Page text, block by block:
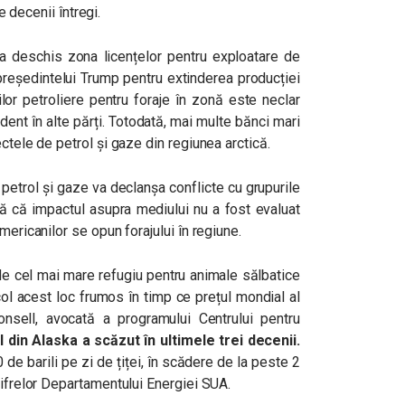
decenii întregi.
deschis zona licențelor pentru exploatare de
Trump pentru extinderea producției
petroliere pentru foraje în zonă este neclar
în alte părți. Totodată, mai multe bănci mari
de petrol și gaze din regiunea arctică.
și gaze va declanșa conflicte cu grupurile
că impactul asupra mediului nu a fost evaluat
se opun forajului în regiune.
cel mai mare refugiu pentru animale sălbatice
acest loc frumos în timp ce prețul mondial al
avocată a programului Centrului pentru
din Alaska a scăzut în ultimele trei decenii.
de barili pe zi de țiței, în scădere de la peste 2
Departamentului Energiei SUA.